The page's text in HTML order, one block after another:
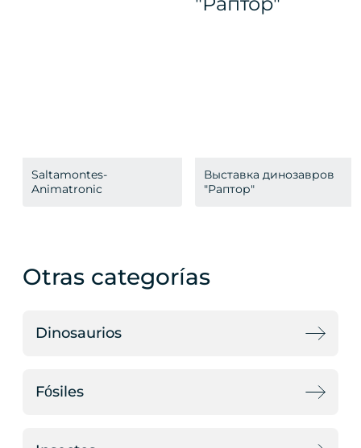
Saltamontes-
Animatronic
Выставка динозавров
"Раптор"
Otras categorías
Dinosaurios
Fósiles